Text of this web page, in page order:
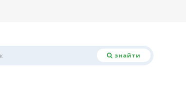
знайти